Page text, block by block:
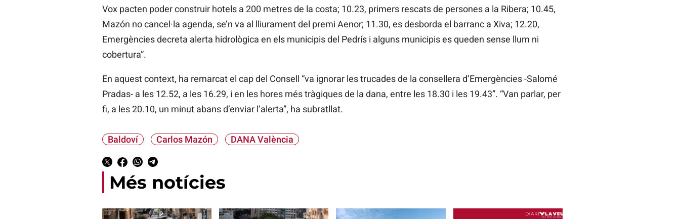
Vox pacten poder construir hotels a 200 metres de la costa; 10.23, primers rescats de persones a la Ribera; 10.45,
Mazón no cancel·la agenda, se’n va al lliurament del premi Aenor; 11.30, es desborda el barranc a Xiva; 12.20,
Emergències decreta alerta hidrològica en els municipis del Pedrís i alguns municipis es queden sense llum ni
cobertura”.
En aquest context, ha remarcat el cap del Consell “va ignorar les trucades de la consellera d’Emergències -Salomé
Pradas- a les 12.52, a les 16.29, i en les hores més tràgiques de la dana, entre les 18.30 i les 19.43”. “Van parlar, per
fi, a les 20.10, un minut abans d’enviar l’alerta”, ha subratllat.
Baldoví Carlos Mazón DANA València
Més notícies